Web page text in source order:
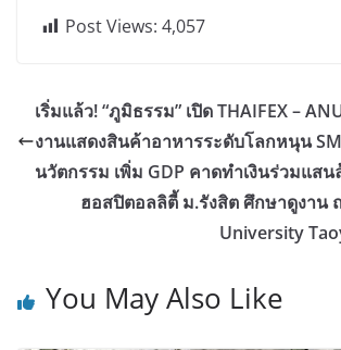
Post Views: 4,057
เริ่มแล้ว! “ภูมิธรรม” เปิด THAIFEX –
งานแสดงสินค้าอาหารระดับโลกหนุน
นวัตกรรม เพิ่ม GDP คาดทำเงินร่วมแสน
ฮอสปิตอลลิตี้ ม.รังสิต ศึกษาดูงาน
University
You May Also Like